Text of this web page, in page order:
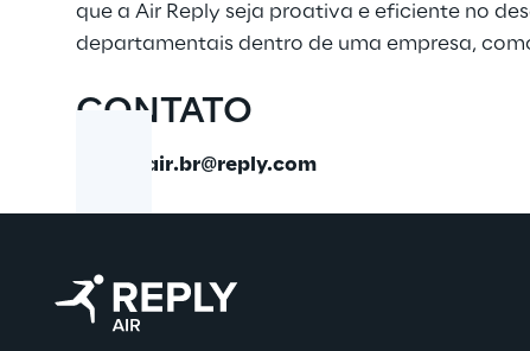
que a Air Reply seja proativa e eficiente no
departamentais dentro de uma empresa,
CONTATO
air.br@reply.com